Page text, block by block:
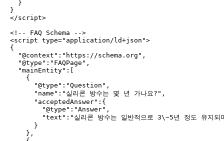
  }
}
</script>
<!-- FAQ Schema -->
<script type="application/ld+json">
{
  "@context":"https://schema.org",
  "@type":"FAQPage",
  "mainEntity":[
    {
      "@type":"Question",
      "name":"실리콘 방수는 몇 년 가나요?",
      "acceptedAnswer":{
        "@type":"Answer",
"text":"실리콘 방수는 일반적으로 3\~5년 정도 유지되
      }
    },